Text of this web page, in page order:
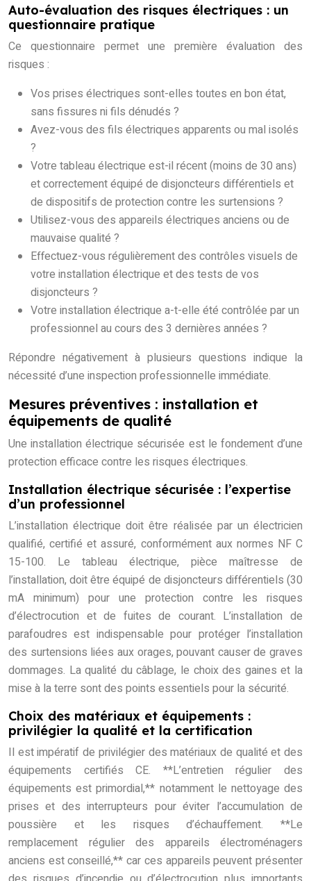
Auto-évaluation des risques électriques : un
questionnaire pratique
Ce questionnaire permet une première évaluation des
risques :
Vos prises électriques sont-elles toutes en bon état,
sans fissures ni fils dénudés ?
Avez-vous des fils électriques apparents ou mal isolés
?
Votre tableau électrique est-il récent (moins de 30 ans)
et correctement équipé de disjoncteurs différentiels et
de dispositifs de protection contre les surtensions ?
Utilisez-vous des appareils électriques anciens ou de
mauvaise qualité ?
Effectuez-vous régulièrement des contrôles visuels de
votre installation électrique et des tests de vos
disjoncteurs ?
Votre installation électrique a-t-elle été contrôlée par un
professionnel au cours des 3 dernières années ?
Répondre négativement à plusieurs questions indique la
nécessité d’une inspection professionnelle immédiate.
Mesures préventives : installation et
équipements de qualité
Une installation électrique sécurisée est le fondement d’une
protection efficace contre les risques électriques.
Installation électrique sécurisée : l’expertise
d’un professionnel
L’installation électrique doit être réalisée par un électricien
qualifié, certifié et assuré, conformément aux normes NF C
15-100. Le tableau électrique, pièce maîtresse de
l’installation, doit être équipé de disjoncteurs différentiels (30
mA minimum) pour une protection contre les risques
d’électrocution et de fuites de courant. L’installation de
parafoudres est indispensable pour protéger l’installation
des surtensions liées aux orages, pouvant causer de graves
dommages. La qualité du câblage, le choix des gaines et la
mise à la terre sont des points essentiels pour la sécurité.
Choix des matériaux et équipements :
privilégier la qualité et la certification
Il est impératif de privilégier des matériaux de qualité et des
équipements certifiés CE. **L’entretien régulier des
équipements est primordial,** notamment le nettoyage des
prises et des interrupteurs pour éviter l’accumulation de
poussière et les risques d’échauffement. **Le
remplacement régulier des appareils électroménagers
anciens est conseillé,** car ces appareils peuvent présenter